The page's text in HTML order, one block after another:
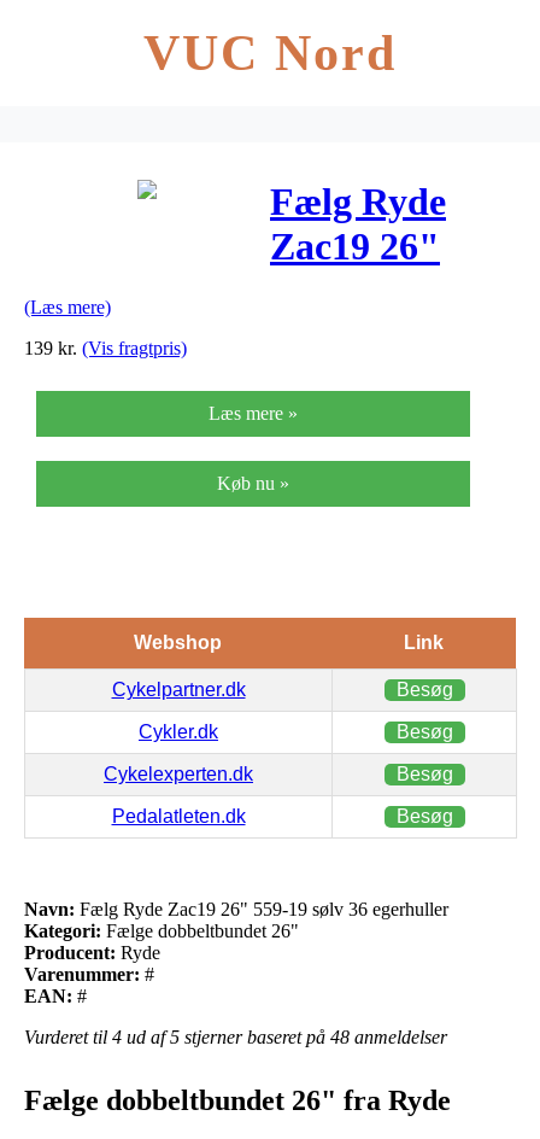
VUC Nord
Fælg Ryde
Zac19 26"
(Læs mere)
139 kr. (Vis fragtpris)
Læs mere »
Køb nu »
Webshop Link
Cykelpartner.dk Besøg
Cykler.dk Besøg
Cykelexperten.dk Besøg
Pedalatleten.dk Besøg
Navn: Fælg Ryde Zac19 26" 559-19 sølv 36 egerhuller
Kategori: Fælge dobbeltbundet 26"
Producent: Ryde
Varenummer: #
EAN: #
Vurderet til 4 ud af 5 stjerner baseret på 48 anmeldelser
Fælge dobbeltbundet 26" fra Ryde